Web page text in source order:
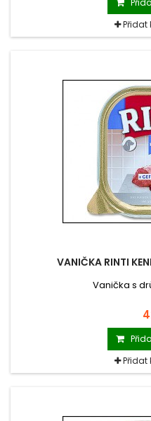
Přidat
VANIČKA RINTI
Vanička s
Přidat